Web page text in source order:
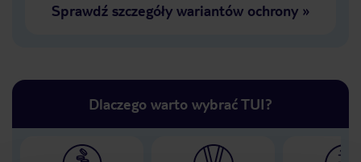
Sprawdź szczegóły wariantów ochrony»
Dlaczego warto wybrać TUI?